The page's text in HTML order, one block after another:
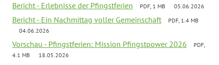
Bericht - Erlebnisse der Pfingstferien PDF, 1 MB 05.06.2026
Bericht - Ein Nachmittag voller Gemeinschaft
PDF, 1.4 MB
04.06.2026
Vorschau - Pfingstferien: Mission Pfingstpower 2026
PDF,
4.1 MB
18.05.2026